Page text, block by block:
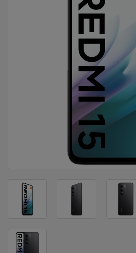
SECURITY